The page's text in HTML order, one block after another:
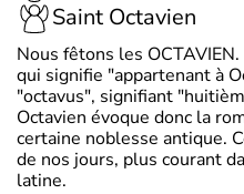
Saint Octavien
Nous fêtons les
qui signifie "appartenant à
"octavus", signifiant
Octavien évoque donc la
certaine noblesse antique.
de nos jours, plus courant
latine.